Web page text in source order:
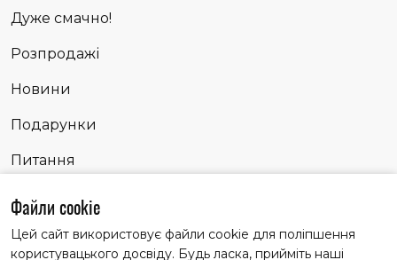
Дуже смачно!
Розпродажі
Новини
Подарунки
Питання
Сповідь
Файли cookie
Цей сайт використовує файли cookie для поліпшення
користувацького досвіду. Будь ласка, прийміть наші